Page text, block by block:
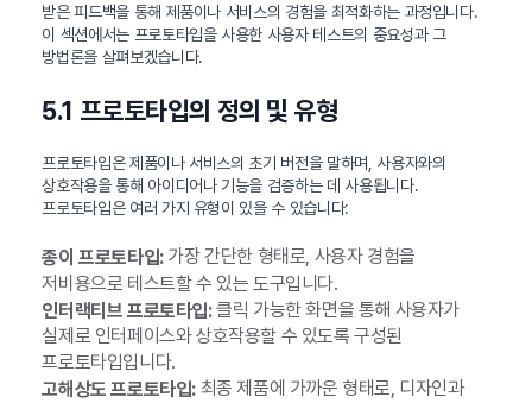
받은 피드백을 통해 제품이나 서비스의 경험을 최적화하는 과정입니다.
이 섹션에서는 프로토타입을 사용한 사용자 테스트의 중요성과 그
방법론을 살펴보겠습니다.
5.1 프로토타입의 정의 및 유형
프로토타입은 제품이나 서비스의 초기 버전을 말하며, 사용자와의
상호작용을 통해 아이디어나 기능을 검증하는 데 사용됩니다.
프로토타입은 여러 가지 유형이 있을 수 있습니다:
종이 프로토타입:가장 간단한 형태로, 사용자 경험을
저비용으로 테스트할 수 있는 도구입니다.
인터랙티브 프로토타입:클릭 가능한 화면을 통해 사용자가
실제로 인터페이스와 상호작용할 수 있도록 구성된
프로토타입입니다.
고해상도 프로토타입:최종 제품에 가까운 형태로, 디자인과